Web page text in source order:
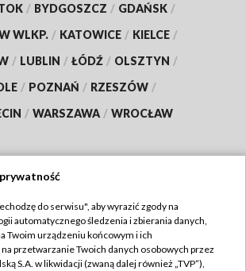
/ BYDGOSZCZ / GDAŃSK /
WLKP. / KATOWICE / KIELCE /
/ LUBLIN / ŁÓDŹ / OLSZTYN /
/ POZNAŃ / RZESZÓW /
/ WARSZAWA / WROCŁAW
TVP
Regulamin TVP
do serwisu", aby wyrazić zgody na
automatycznego śledzenia i zbierania danych,
Twoim urządzeniu końcowym i ich
przetwarzanie Twoich danych osobowych przez
S.A. w likwidacji (zwaną dalej również „TVP”),